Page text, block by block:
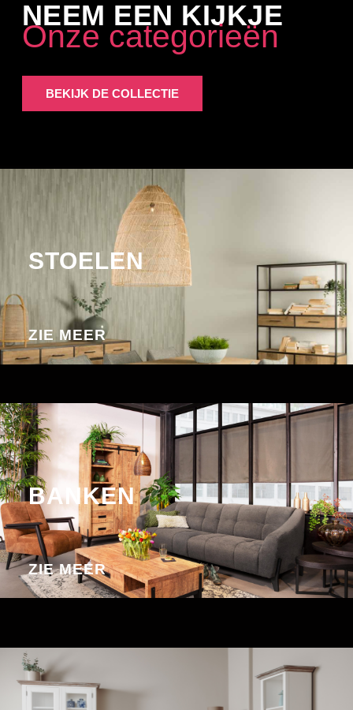
NEEM EEN KIJKJE
Onze categorieën
BEKIJK DE COLLECTIE
STOELEN
ZIE MEER
BANKEN
ZIE MEER